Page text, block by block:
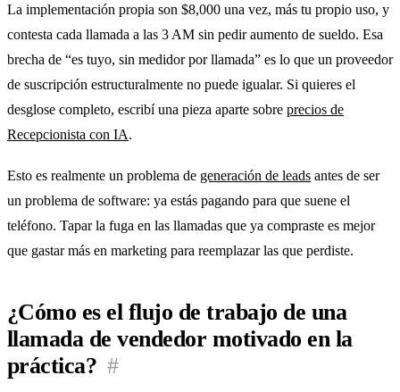
La implementación propia son $8,000 una vez, más tu propio uso, y
contesta cada llamada a las 3 AM sin pedir aumento de sueldo. Esa
brecha de “es tuyo, sin medidor por llamada” es lo que un proveedor
de suscripción estructuralmente no puede igualar. Si quieres el
desglose completo, escribí una pieza aparte sobre precios de
Recepcionista con IA.
Esto es realmente un problema de generación de leads antes de ser
un problema de software: ya estás pagando para que suene el
teléfono. Tapar la fuga en las llamadas que ya compraste es mejor
que gastar más en marketing para reemplazar las que perdiste.
¿Cómo es el flujo de trabajo de una
llamada de vendedor motivado en la
práctica? #